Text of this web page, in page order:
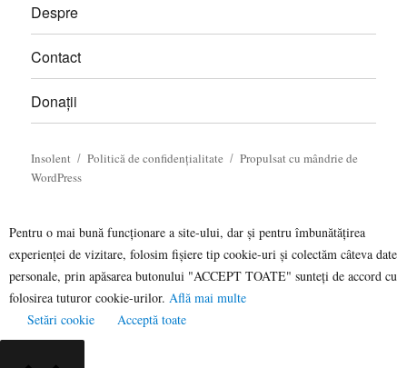
Despre
Contact
Donații
Insolent Politică de confidențialitate
Propulsat cu mândrie de
WordPress
Pentru o mai bună funcționare a site-ului, dar și pentru îmbunătățirea
experienței de vizitare, folosim fișiere tip cookie-uri și colectăm câteva date
personale, prin apăsarea butonului "ACCEPT TOATE" sunteți de accord cu
folosirea tuturor cookie-urilor. Află mai multe
Setări cookie
Acceptă toate